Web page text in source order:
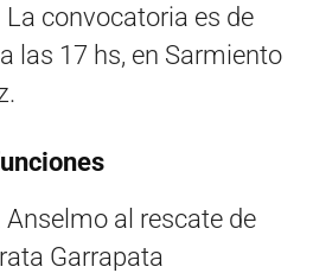
convocatoria es de
las 17 hs, en Sarmiento
Anselmo al rescate de
Garrapata